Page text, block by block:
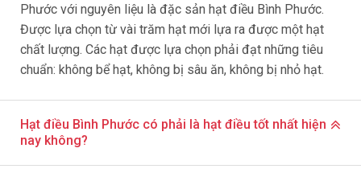
Phước với nguyên liệu là đặc sản hạt điều Bình Phước.
Được lựa chọn từ vài trăm hạt mới lựa ra được một hạt
chất lượng. Các hạt được lựa chọn phải đạt những tiêu
chuẩn: không bể hạt, không bị sâu ăn, không bị nhỏ hạt.
Hạt điều Bình Phước có phải là hạt điều tốt nhất hiện
nay không?